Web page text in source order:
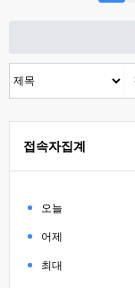
접속자집계
오늘
어제
최대